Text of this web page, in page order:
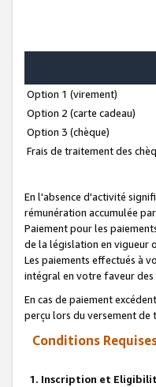
Option 1 (virement)
Option 2 (carte cadeau)
Option 3 (chèque)
Frais de traitement des
En l'absence d'activité
rémunération accumulée
Paiement pour les
de la législation en vigueur
Les paiements effectués à
intégral en votre faveur des
En cas de paiement
perçu lors du versement
Conditions
1. Inscription et